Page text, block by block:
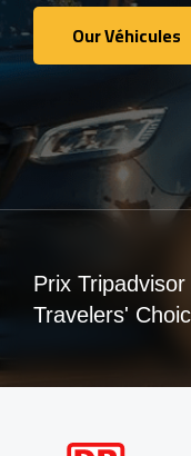
Our Véhicules
Our Véhicules
Prix Tripadvisor
Travelers'